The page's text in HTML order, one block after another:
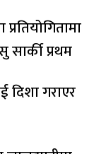
सार्की प्रथम
गराएर